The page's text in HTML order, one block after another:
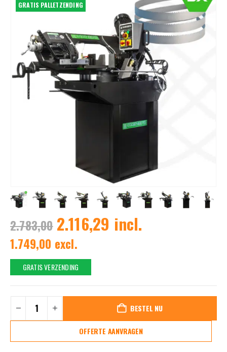
GRATIS PALLETZENDING
2.783,00 2.116,29 incl.
1.749,00 excl.
GRATIS VERZENDING
BESTEL NU
OFFERTE AANVRAGEN